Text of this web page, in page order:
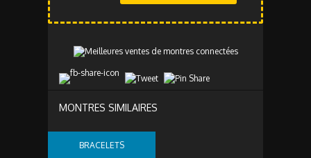
MONTRES SIMILAIRES
BRACELETS